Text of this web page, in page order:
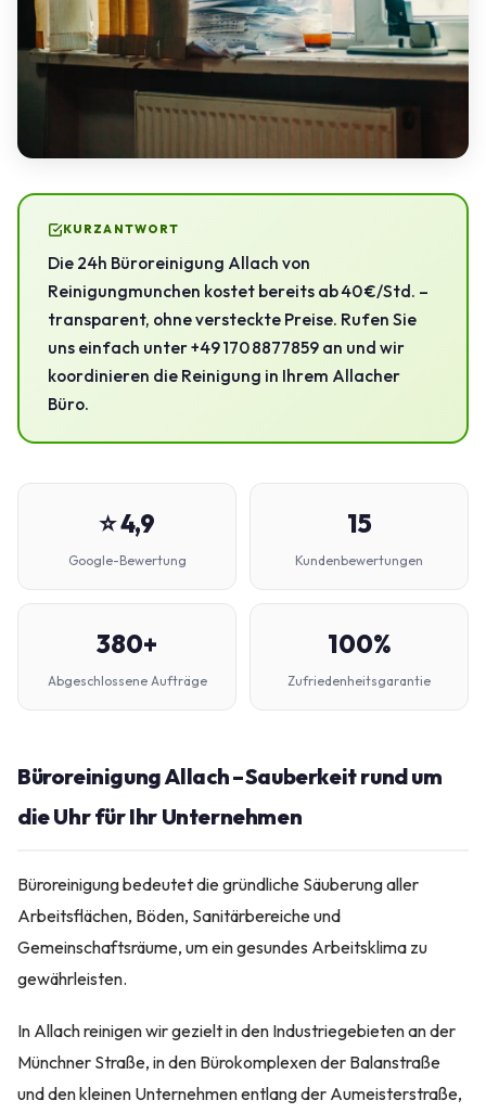
KURZANTWORT
Die 24h Büroreinigung Allach von
Reinigungmunchen kostet bereits ab 40 €/Std. –
transparent, ohne versteckte Preise. Rufen Sie
uns einfach unter +49 170 8877859 an und wir
koordinieren die Reinigung in Ihrem Allacher
Büro.
⭐ 4,9
Google-Bewertung
15
Kundenbewertungen
380+
Abgeschlossene Aufträge
100%
Zufriedenheitsgarantie
Büroreinigung Allach – Sauberkeit rund um
die Uhr für Ihr Unternehmen
Büroreinigung bedeutet die gründliche Säuberung aller
Arbeitsflächen, Böden, Sanitärbereiche und
Gemeinschaftsräume, um ein gesundes Arbeitsklima zu
gewährleisten.
In Allach reinigen wir gezielt in den Industriegebieten an der
Münchner Straße, in den Bürokomplexen der Balanstraße
und den kleinen Unternehmen entlang der Aumeisterstraße,